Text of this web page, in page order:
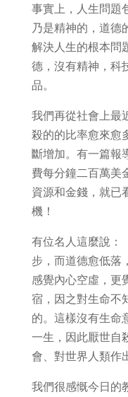
事實上，人生問題
乃是精神的，道德
解決人生的根本問
德，沒有精神，科
品。
我們再從社會上最
殺的的比率愈來愈
斷增加。有一篇報
費每分鐘二百萬美
資源和金錢，就已
機！
有位名人這麼說：
步，而道德愈低落
感覺內心空虛，更
宿，因之對生命不
的。這樣沒有生命
一生，因此厭世自
會、對世界人類作
我們很感慨今日的